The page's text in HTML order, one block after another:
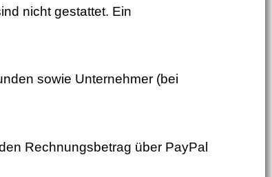
nicht gestattet. Ein
sowie Unternehmer (bei
Rechnungsbetrag über PayPal